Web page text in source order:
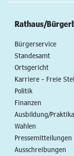
Rathaus/
Bürgerservice
Standesamt
Ortsgericht
Karriere - Freie
Politik
Finanzen
Ausbildung/Praktika
Wahlen
Pressemitteilungen
Ausschreibungen